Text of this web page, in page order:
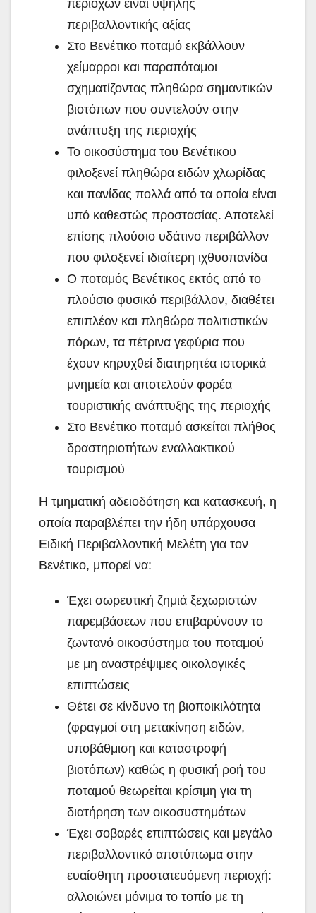
περιοχών είναι υψηλής
περιβαλλοντικής αξίας
Στο Βενέτικο ποταμό εκβάλλουν
χείμαρροι και παραπόταμοι
σχηματίζοντας πληθώρα σημαντικών
βιοτόπων που συντελούν στην
ανάπτυξη της περιοχής
Το οικοσύστημα του Βενέτικου
φιλοξενεί πληθώρα ειδών χλωρίδας
και πανίδας πολλά από τα οποία είναι
υπό καθεστώς προστασίας. Αποτελεί
επίσης πλούσιο υδάτινο περιβάλλον
που φιλοξενεί ιδιαίτερη ιχθυοπανίδα
Ο ποταμός Βενέτικος εκτός από το
πλούσιο φυσικό περιβάλλον, διαθέτει
επιπλέον και πληθώρα πολιτιστικών
πόρων, τα πέτρινα γεφύρια που
έχουν κηρυχθεί διατηρητέα ιστορικά
μνημεία και αποτελούν φορέα
τουριστικής ανάπτυξης της περιοχής
Στο Βενέτικο ποταμό ασκείται πλήθος
δραστηριοτήτων εναλλακτικού
τουρισμού
Η τμηματική αδειοδότηση και κατασκευή, η
οποία παραβλέπει την ήδη υπάρχουσα
Ειδική Περιβαλλοντική Μελέτη για τον
Βενέτικο, μπορεί να:
Έχει σωρευτική ζημιά ξεχωριστών
παρεμβάσεων που επιβαρύνουν το
ζωντανό οικοσύστημα του ποταμού
με μη αναστρέψιμες οικολογικές
επιπτώσεις
Θέτει σε κίνδυνο τη βιοποικιλότητα
(φραγμοί στη μετακίνηση ειδών,
υποβάθμιση και καταστροφή
βιοτόπων) καθώς η φυσική ροή του
ποταμού θεωρείται κρίσιμη για τη
διατήρηση των οικοσυστημάτων
Έχει σοβαρές επιπτώσεις και μεγάλο
περιβαλλοντικό αποτύπωμα στην
ευαίσθητη προστατευόμενη περιοχή:
αλλοιώνει μόνιμα το τοπίο με τη